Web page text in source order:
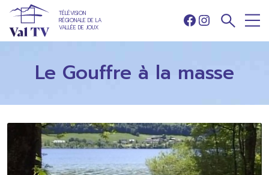
TÉLÉVISION
RÉGIONALE DE LA
VALLÉE DE JOUX
Facebook
Instagram
Le Gouffre à la masse